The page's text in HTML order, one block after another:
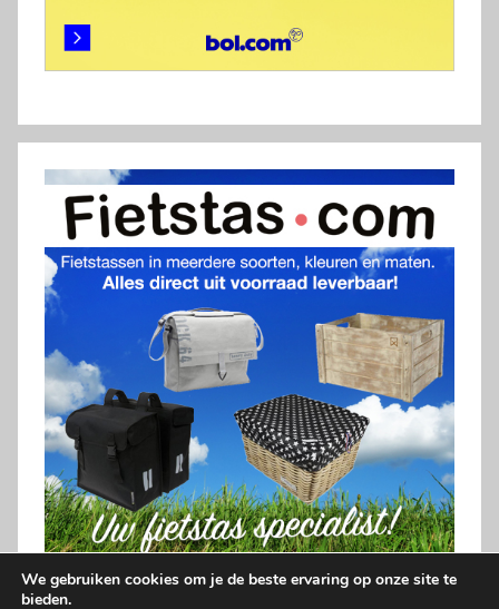
We gebruiken cookies om je de beste ervaring op onze site te
bieden.